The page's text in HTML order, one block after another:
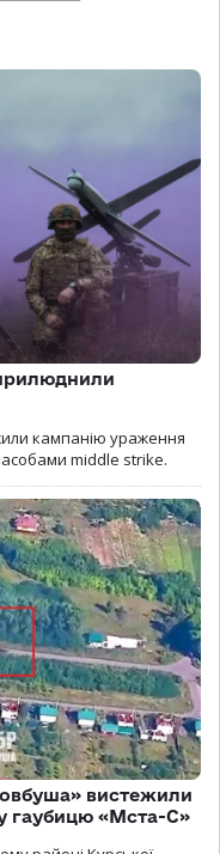
кампанію ураження
middle strike.
вистежили
гаубицю «Мста-С»